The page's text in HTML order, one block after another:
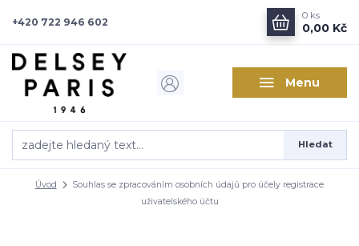
Menu
Hledat
+420 722 946 602
0 ks
0,00 Kč
Úvod
Souhlas se zpracováním osobních údajů pro účely registrace
uživatelského účtu